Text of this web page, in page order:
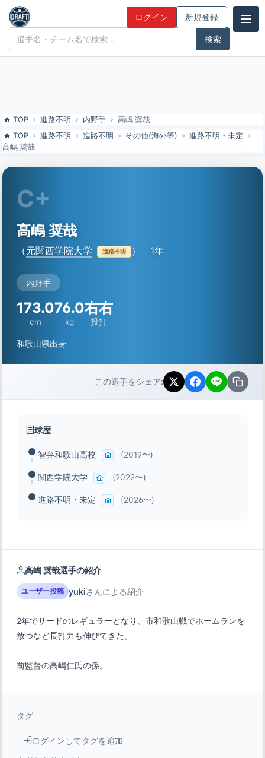
高嶋 奨哉（元関西学院大）の特徴とドラフト評価 | ドラフト候補とみ
んなの評価
ドラフト候補とみんなの評価 ログイン 新規登録
TOP 進路不明 内野手
高嶋 奨哉
TOP
進路不明 進路不明 その他(海外等)
進路不明・未定
高嶋 奨哉
C+
高嶋 奨哉
（元関西学院大学 進路不明 ） 1年
内野手
173.0
cm
76.0
kg
右右
投打
和歌山県出身
この選手をシェア:
球歴
智弁和歌山高校 (2019〜)
関西学院大学 (2022〜)
進路不明・未定 (2026〜)
高嶋 奨哉選手の紹介
ユーザー投稿 yukiさんによる紹介
2年でサードのレギュラーとなり、市和歌山戦でホームランを
前監督の高嶋仁氏の孫。
タグ
ログインしてタグを追加